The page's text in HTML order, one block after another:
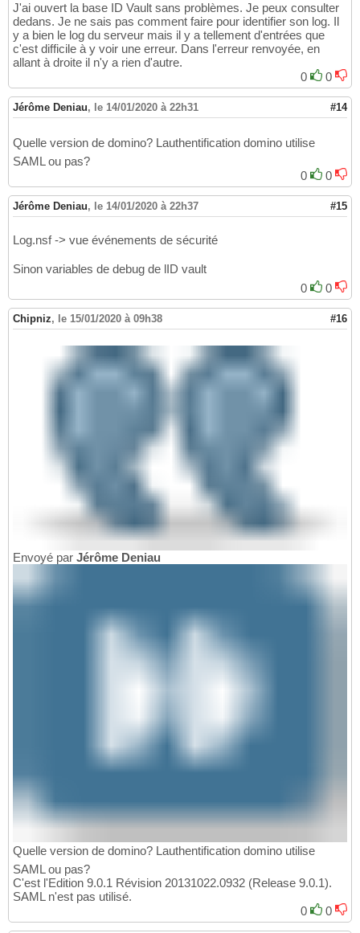
J'ai ouvert la base ID Vault sans problèmes. Je peux consulter
dedans. Je ne sais pas comment faire pour identifier son log. Il
y a bien le log du serveur mais il y a tellement d'entrées que
c'est difficile à y voir une erreur. Dans l'erreur renvoyée, en
allant à droite il n'y a rien d'autre.
0
0
Jérôme Deniau, le 14/01/2020 à 22h31 #14
Quelle version de domino? Lauthentification domino utilise
SAML ou pas?
0
0
Jérôme Deniau, le 14/01/2020 à 22h37 #15
Log.nsf -> vue événements de sécurité
Sinon variables de debug de lID vault
0
0
Chipniz, le 15/01/2020 à 09h38 #16
Envoyé par Jérôme Deniau
Quelle version de domino? Lauthentification domino utilise
SAML ou pas?
C'est l'Edition 9.0.1 Révision 20131022.0932 (Release 9.0.1).
SAML n'est pas utilisé.
0
0